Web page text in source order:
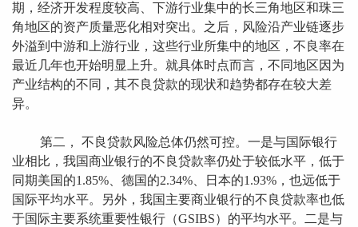
期，经济开发程度较高、下游行业集中的长三角地区和珠三
角地区的资产质量恶化相对突出。之后，风险沿产业链逐步
外溢到中游和上游行业，这些行业所集中的地区，不良率在
最近几年也开始明显上升。就具体时点而言，不同地区因为
产业结构的不同，其不良贷款的现状和趋势都存在较大差
异。
第二， 不良贷款风险总体仍然可控。一是与国际银行
业相比，我国商业银行的不良贷款率仍处于较低水平，低于
同期美国的1.85%、德国的2.34%、日本的1.93%，也远低于
国际平均水平。另外，我国主要商业银行的不良贷款率也低
于国际主要系统重要性银行（GSIBS）的平均水平。二是与